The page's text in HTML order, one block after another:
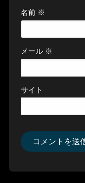
名前 ※
メール ※
サイト